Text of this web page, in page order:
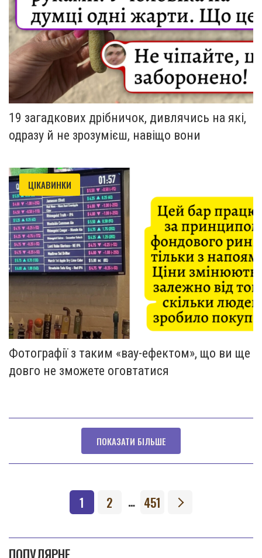
19 загадкових дрібничок, дивлячись на які,
одразу й не зрозумієш, навіщо вони
ЦІКАВИНКИ
Фотографії з таким «вау-ефектом», що ви ще
довго не зможете оговтатися
ПОКАЗАТИ БІЛЬШЕ
1 2 … 451
ПОПУЛЯРНЕ